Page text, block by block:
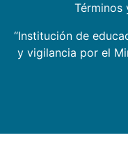
Términos
“Institución de
y vigilancia por el